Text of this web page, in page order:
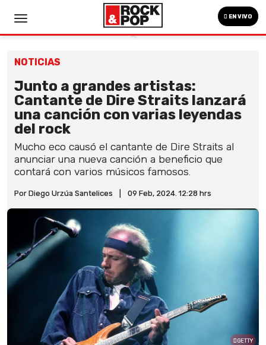
EN VIVO
NOTICIAS
Junto a grandes artistas:
Cantante de Dire Straits lanzará
una canción con varias leyendas
del rock
Mucho eco causó el cantante de Dire Straits al
anunciar una nueva canción a beneficio que
contará con varios músicos famosos.
Por Diego Urzúa Santelices 09 Feb, 2024. 12:28 hrs
GETTY